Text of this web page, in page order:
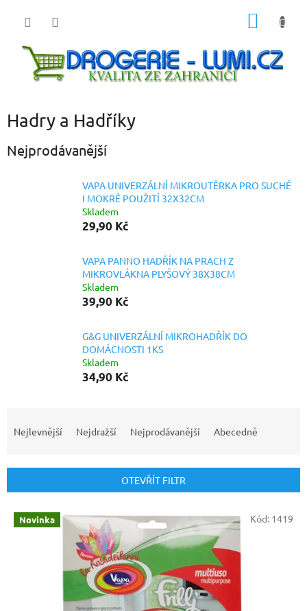
Hadry a Hadříky
Nejprodávanější
VAPA UNIVERZÁLNÍ MIKROUTĚRKA PRO SUCHÉ
I MOKRÉ POUŽITÍ 32X32CM
Skladem
29,90 Kč
VAPA PANNO HADŘÍK NA PRACH Z
MIKROVLÁKNA PLYŠOVÝ 38X38CM
Skladem
39,90 Kč
G&G UNIVERZÁLNÍ MIKROHADŘÍK DO
DOMÁCNOSTI 1KS
Skladem
34,90 Kč
í
Nejlevnější Nejdražší Nejprodávanější Abecedně
OTEVŘÍT FILTR
V Novinka Kód: 1419